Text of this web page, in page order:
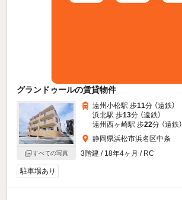
グランドゥールの賃貸物件
すべての写真
遠州小松駅 歩11分 （遠鉄）
浜北駅 歩13分 （遠鉄）
遠州西ヶ崎駅 歩22分 （遠鉄）
静岡県浜松市浜名区中条
3階建 / 18年4ヶ月 / RC
駐車場あり